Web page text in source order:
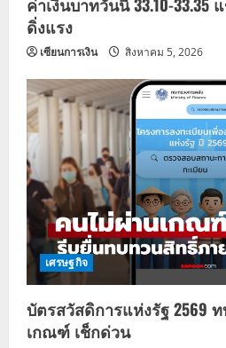
ดิ่งแรง
เซียนการเงิน สิงหาคม 5, 2026
เศรษฐกิจ
บัตรสวัสดิการแห่งรัฐ 2569
เกณฑ์ เช็กด่วน